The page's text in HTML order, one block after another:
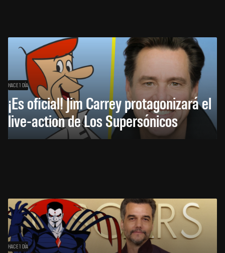
HACE 1 DÍA
¡Es oficial! Jim Carrey protagonizará el
live-action de Los Supersónicos
HACE 1 DÍA